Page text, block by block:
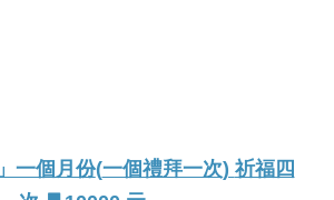
一個月份(一個禮拜一次) 祈福四